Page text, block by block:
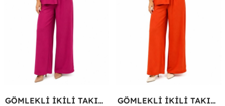
GÖMLEKLİ İKİLİ TAKIM Fuşya GÖMLEKLİ İKİLİ TAKIM Kırmızı